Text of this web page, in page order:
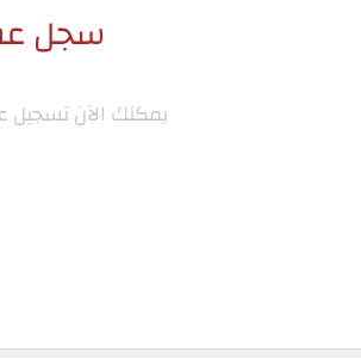
سجل
يمكنك الآن تسجيل